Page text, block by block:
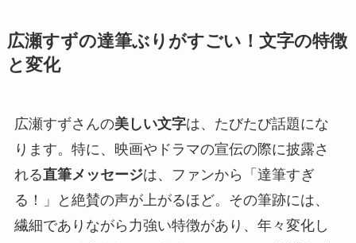
広瀬すずの達筆ぶりがすごい！文字の特徴
と変化
広瀬すずさんの美しい文字は、たびたび話題にな
ります。特に、映画やドラマの宣伝の際に披露さ
れる直筆メッセージは、ファンから「達筆すぎ
る！」と絶賛の声が上がるほど。その筆跡には、
繊細でありながら力強い特徴があり、年々変化し